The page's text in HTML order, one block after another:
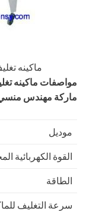
ماكينه
مواصفات ماكينه
ماركة مهندس
موديل
القوة الكهربائية
الطاقة
سرعة التغليف